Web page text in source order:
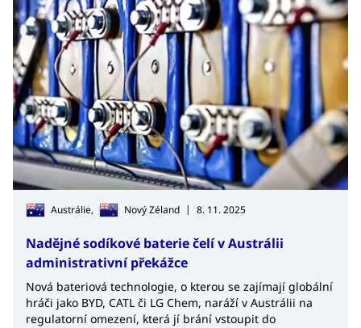
Austrálie, Nový Zéland | 8. 11. 2025
Nadějné sodíkové baterie čelí v Austrálii
administrativní překážce
Nová bateriová technologie, o kterou se zajímají globální
hráči jako BYD, CATL či LG Chem, naráží v Austrálii na
regulatorní omezení, která jí brání vstoupit do